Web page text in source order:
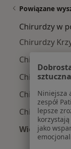
Powiązane
Chirurdzy w
Chirurdzy
Chirurdzy
Chirurdzy
Chirurdzy
Chirurdzy
Więcej (1)
Więcej
Niniejsza
zespół
lepsze
jako